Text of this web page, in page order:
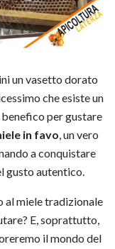
un vasetto dorato
che esiste un
per gustare
in favo, un vero
a conquistare
gusto autentico.
al miele tradizionale
E, soprattutto,
il mondo del